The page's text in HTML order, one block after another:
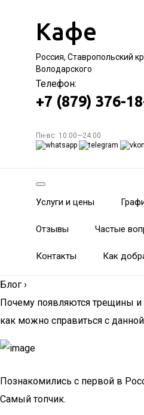
Кафе
Россия, Ставропольский
Володарского
Телефон:
+7 (879) 376-
Пн-вс: 10:00—24:00
Услуги и цены
Отзывы Частые
Контакты Как
Блог ›
Почему появляются трещины
как можно справиться с
Познакомились с первой в
Самый топчик.